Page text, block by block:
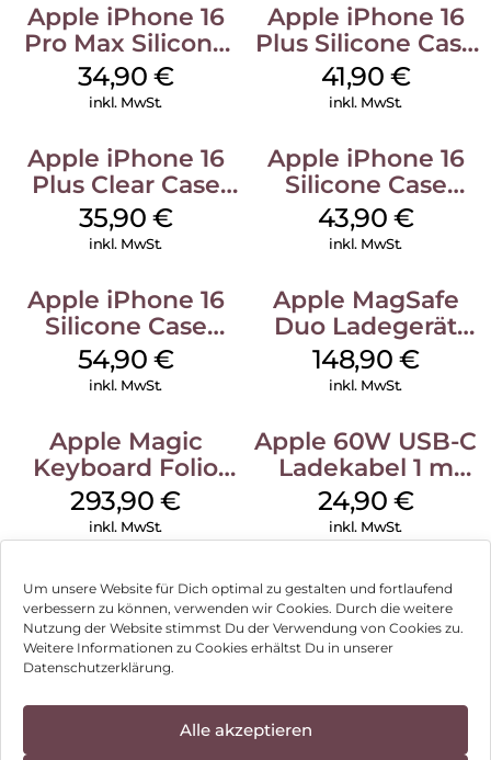
Um unsere Website für Dich optimal zu gestalten und fortlaufend
verbessern zu können, verwenden wir Cookies. Durch die weitere
Nutzung der Website stimmst Du der Verwendung von Cookies zu.
Weitere Informationen zu Cookies erhältst Du in unserer
Datenschutzerklärung.
Alle akzeptieren
Apple iPhone 16
Pro Max Silicone
Case MagSafe
Denim
34,90 €
inkl. MwSt.
Apple iPhone 16
Plus Silicone Case
MagSafe Stone
Gray
41,90 €
inkl. MwSt.
Apple iPhone 16
Plus Clear Case
MagSafe
Transparent
35,90 €
inkl. MwSt.
Apple iPhone 16
Silicone Case
MagSafe Plum
43,90 €
inkl. MwSt.
Apple iPhone 16
Silicone Case
MagSafe Black
54,90 €
inkl. MwSt.
Apple MagSafe
Duo Ladegerät
Weiß
148,90 €
inkl. MwSt.
Apple Magic
Keyboard Folio
iPad 10.9″ (10.Gen.)
Weiß
293,90€
inkl. MwSt.
Apple 60W USB-C
Ladekabel 1 m
Weiß
24,90 €
inkl. MwSt.
Impressum
Können wir Dir behilflich sein?